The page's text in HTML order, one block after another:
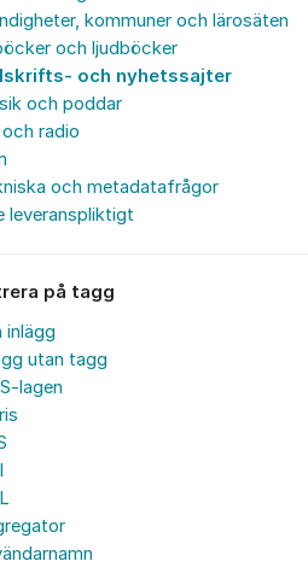
kommuner och lärosäten
och ljudböcker
och nyhetssajter
och poddar
radio
och metadatafrågor
leveranspliktigt
på tagg
inlägg
utan tagg
lagen